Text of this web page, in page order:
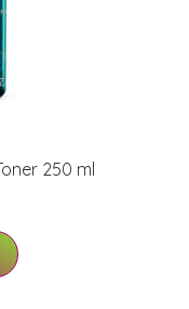
250 ml